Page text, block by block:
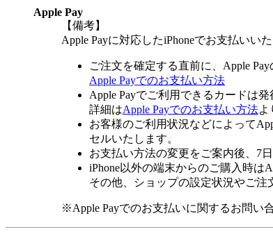
Apple Pay
【備考】
Apple Payに対応したiPhoneでお支払いいた
ご注文を確定する直前に、Apple
Apple Payでのお支払い方法
Apple Payでご利用できるカードは
詳細はApple Payでのお支払い方法よ
お客様のご利用状況などによって
セルいたします。
お支払い方法の変更をご案内後、7
iPhone以外の端末からのご購入時は
その他、ショップの設定状況やご注
※Apple Payでのお支払いに関するお問い